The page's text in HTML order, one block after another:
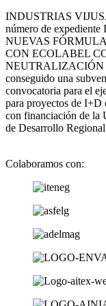
INDUSTRIAS
número de
NUEVAS
CON ECOLABEL
NEUTRALIZACIÓN
conseguido una
convocatoria para el
para proyectos de I+D
con financiación de la
de Desarrollo
Colaboramos con: